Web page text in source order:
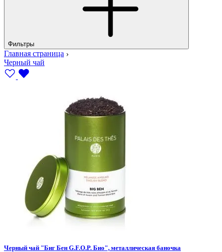
Фильтры
Муслиновые пакетики
Пакет
Главная страница
Черный чай
Черный чай "Биг Бен G.F.O.P. Био", металлическая баночка